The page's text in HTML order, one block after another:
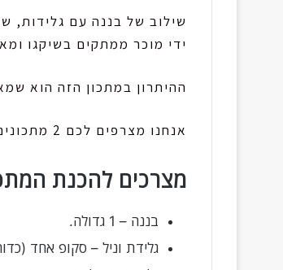
ידי מוכר ממתקים בשיקגו
ההיתרון במתכון הזה הוא
אנחנו מצרפים לכם 2 מתכונים להכנת הבננה, אחד עם אפייה שלה ואחד בלי, שניהם מעולים!
מצרכים להכנת
בננה – 1 גדולה.
גלידת וניל – סקופ אחד